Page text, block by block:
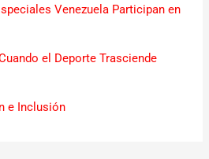
Venezuela Participan en
el Deporte Trasciende
e Inclusión